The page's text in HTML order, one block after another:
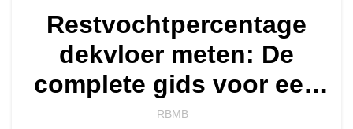
Restvochtpercentage
dekvloer meten: De
complete gids voor een
veilige vloerinstallatie
RBMB